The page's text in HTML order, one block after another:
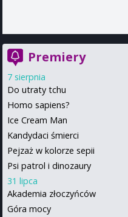
Premiery
7 sierpnia
Do utraty tchu
Homo sapiens?
Ice Cream Man
Kandydaci śmierci
Pejzaż w kolorze sepii
Psi patrol i dinozaury
31 lipca
Akademia złoczyńców
Góra mocy